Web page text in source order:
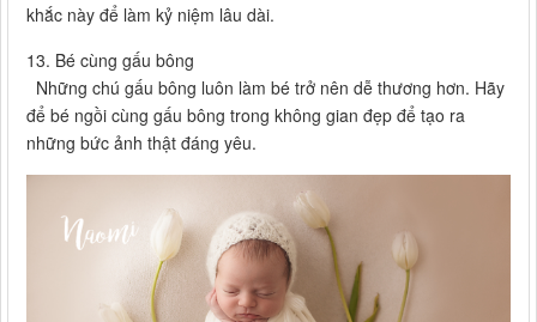
khắc này để làm kỷ niệm lâu dài.
13. Bé cùng gấu bông
Những chú gấu bông luôn làm bé trở nên dễ thương hơn. Hãy
để bé ngồi cùng gấu bông trong không gian đẹp để tạo ra
những bức ảnh thật đáng yêu.